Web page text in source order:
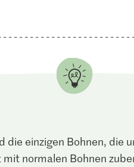
die einzigen Bohnen, die
normalen Bohnen